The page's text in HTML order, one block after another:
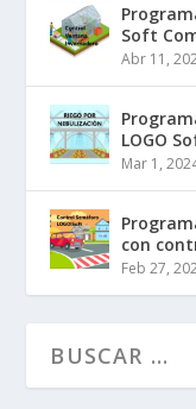
Soft
Abr 11,
LOGO
Mar 1,
con
Feb 27,